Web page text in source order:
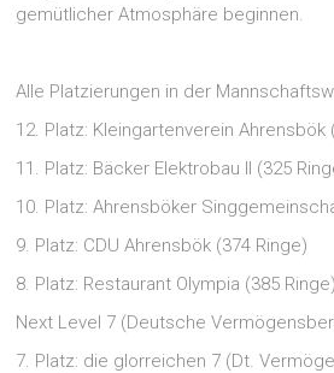
gemütlicher Atmosphäre beginnen.
Alle Platzierungen in der
12. Platz: Kleingartenverein Ahrensbök
11. Platz: Bäcker Elektrobau II (325
10. Platz: Ahrensböker
9. Platz: CDU Ahrensbök (374 Ringe)
8. Platz: Restaurant Olympia (385 Ringe)
Next Level 7 (Deutsche
7. Platz: die glorreichen 7 (Dt.